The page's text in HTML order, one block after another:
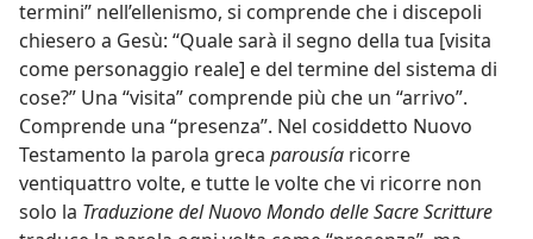
termini” nell’ellenismo, si comprende che i discepoli
chiesero a Gesù: “Quale sarà il segno della tua [visita
come personaggio reale] e del termine del sistema di
cose?” Una “visita” comprende più che un “arrivo”.
Comprende una “presenza”. Nel cosiddetto Nuovo
Testamento la parola greca parousía ricorre
ventiquattro volte, e tutte le volte che vi ricorre non
solo la Traduzione del Nuovo Mondo delle Sacre Scritture